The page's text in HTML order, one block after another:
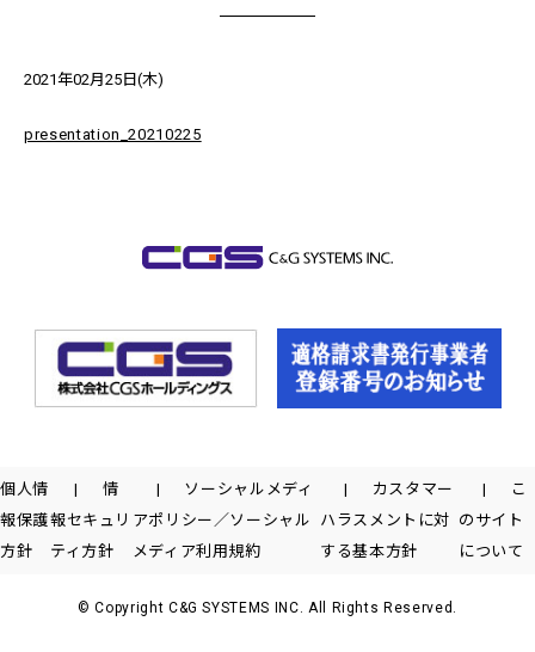
2021年02月25日(木)
presentation_20210225
個人情
報保護
方針
情
報セキュリ
ティ方針
ソーシャルメディ
アポリシー／ソーシャル
メディア利用規約
カスタマー
ハラスメントに対
する基本方針
こ
のサイト
について
© Copyright C&G SYSTEMS INC. All Rights Reserved.